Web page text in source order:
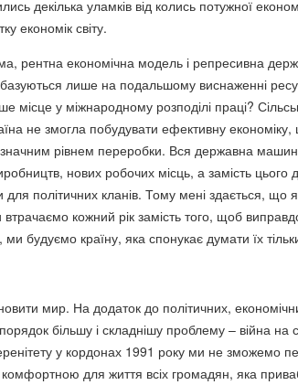
декілька уламків від колись потужної
економік світу.
рентна економічна модель і репресивна
базуються лише на подальшому виснаженні
місце у міжнародному розподілі праці?
не змогла побудувати ефективну
рівнем переробки. Вся державна
нових робочих місць, а замість цього
для політичних кланів. Тому мені здається, що
кожний рік замість того, щоб
будуємо країну, яка спонукає думати їх
мир. На додаток до політичних,
більшу і складнішу проблему – війна на
у кордонах 1991 року ми не зможемо
для життя всіх громадян, яка